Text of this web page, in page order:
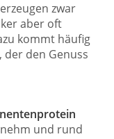
zwar
aber oft
kommt häufig
der den Genuss
und rund